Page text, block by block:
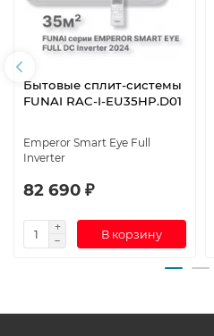
Бытовые сплит-системы
FUNAI RAC-I-EU35HP.D01
Emperor Smart Eye Full
Inverter
82 690 ₽
В корзину